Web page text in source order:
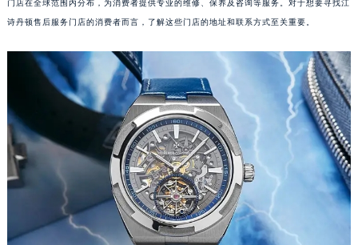
门店在全球范围内分布，为消费者提供专业的维修、保养及咨询等服务。对于想要寻找江
诗丹顿售后服务门店的消费者而言，了解这些门店的地址和联系方式至关重要。